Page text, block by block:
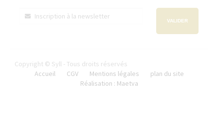
VALIDER
Copyright © Syll - Tous droits réservés
Accueil
CGV Mentions légales
plan du site
Réalisation : Maetva